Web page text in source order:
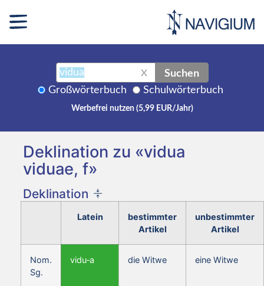
X Suchen
Großwörterbuch Schulwörterbuch
Werbefrei nutzen (5,99 EUR/Jahr)
Deklination zu «vidua
viduae, f»
Deklination
Latein
bestimmter
Artikel
unbestimmter
Artikel
Nom.
Sg.
vidu‑a die Witwe eine Witwe